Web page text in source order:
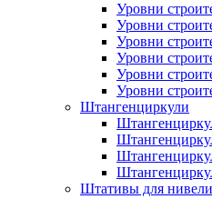
Уровни
Уровни
Уровни
Уровни
Уровни
Уровни
Штангенциркули
Штативы для